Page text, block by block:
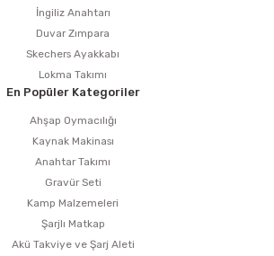
İngiliz Anahtarı
Duvar Zımpara
Skechers Ayakkabı
Lokma Takımı
En Popüler Kategoriler
Ahşap Oymacılığı
Kaynak Makinası
Anahtar Takımı
Gravür Seti
Kamp Malzemeleri
Şarjlı Matkap
Akü Takviye ve Şarj Aleti